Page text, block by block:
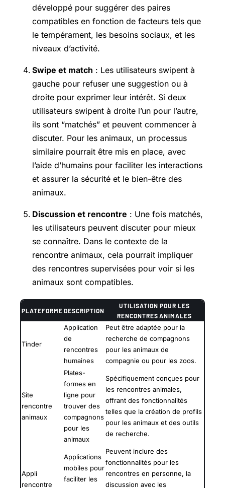
développé pour suggérer des paires
compatibles en fonction de facteurs tels que
le tempérament, les besoins sociaux, et les
niveaux d’activité.
Swipe et match : Les utilisateurs swipent à
gauche pour refuser une suggestion ou à
droite pour exprimer leur intérêt. Si deux
utilisateurs swipent à droite l’un pour l’autre,
ils sont “matchés” et peuvent commencer à
discuter. Pour les animaux, un processus
similaire pourrait être mis en place, avec
l’aide d’humains pour faciliter les interactions
et assurer la sécurité et le bien-être des
animaux.
Discussion et rencontre : Une fois matchés,
les utilisateurs peuvent discuter pour mieux
se connaître. Dans le contexte de la
rencontre animaux, cela pourrait impliquer
des rencontres supervisées pour voir si les
animaux sont compatibles.
PLATEFORME DESCRIPTION
UTILISATION POUR LES
RENCONTRES ANIMALES
Tinder
Application
de
rencontres
humaines
Peut être adaptée pour la
recherche de compagnons
pour les animaux de
compagnie ou pour les zoos.
Site
rencontre
animaux
Plates-
formes en
ligne pour
trouver des
compagnons
pour les
animaux
Spécifiquement conçues pour
les rencontres animales,
offrant des fonctionnalités
telles que la création de profils
pour les animaux et des outils
de recherche.
Appli
rencontre
Applications
mobiles pour
faciliter les
Peuvent inclure des
fonctionnalités pour les
rencontres en personne, la
discussion avec les